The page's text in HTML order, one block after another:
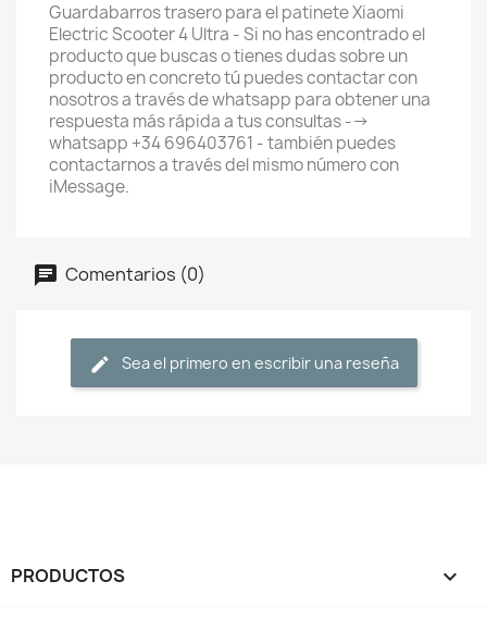
Guardabarros trasero para el patinete Xiaomi
Electric Scooter 4 Ultra - Si no has encontrado el
producto que buscas o tienes dudas sobre un
producto en concreto tú puedes contactar con
nosotros a través de whatsapp para obtener una
respuesta más rápida a tus consultas -->
whatsapp +34 696403761 - también puedes
contactarnos a través del mismo número con
iMessage.
Comentarios (0)
Sea el primero en escribir una reseña
PRODUCTOS 